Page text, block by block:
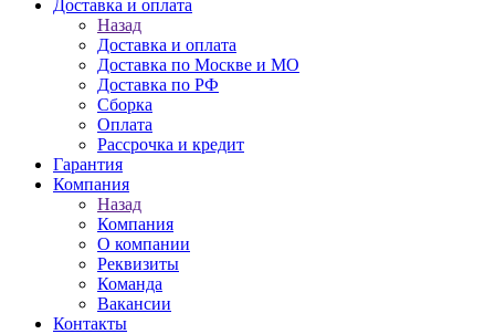
Доставка и оплата
Назад
Доставка и оплата
Доставка по Москве и МО
Доставка по РФ
Сборка
Оплата
Рассрочка и кредит
Гарантия
Компания
Назад
Компания
О компании
Реквизиты
Команда
Вакансии
Контакты